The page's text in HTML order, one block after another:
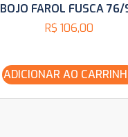
BOJO FAROL FUSCA
R$ 106,00
ADICIONAR AO